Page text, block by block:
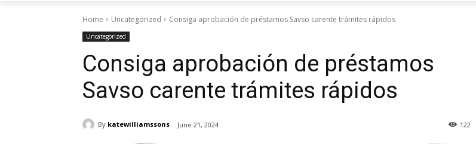
Home Uncategorized Consiga aprobación de préstamos Savso carente trámites rápidos
Uncategorized
Consiga aprobación de préstamos
Savso carente trámites rápidos
By katewilliamssons June 21, 2024 122